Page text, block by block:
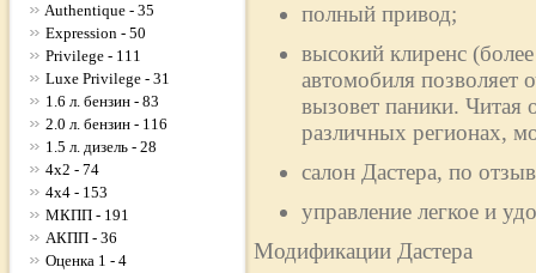
Authentique - 35
Expression - 50
Privilege - 111
Luxe Privilege - 31
1.6 л. бензин - 83
2.0 л. бензин - 116
1.5 л. дизель - 28
4x2 - 74
4x4 - 153
МКПП - 191
АКПП - 36
Оценка 1 - 4
полный привод;
высокий клиренс
автомобиля позволяет
вызовет паники. Читая
различных регионах,
салон Дастера, по
управление легкое и
Модификации Дастера